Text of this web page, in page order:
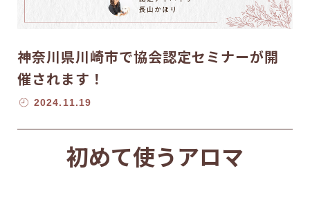
神奈川県川崎市で協会認定セミナーが開
催されます！
2024.11.19
初めて使うアロマ